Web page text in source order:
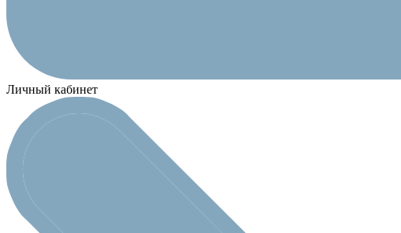
Личный кабинет